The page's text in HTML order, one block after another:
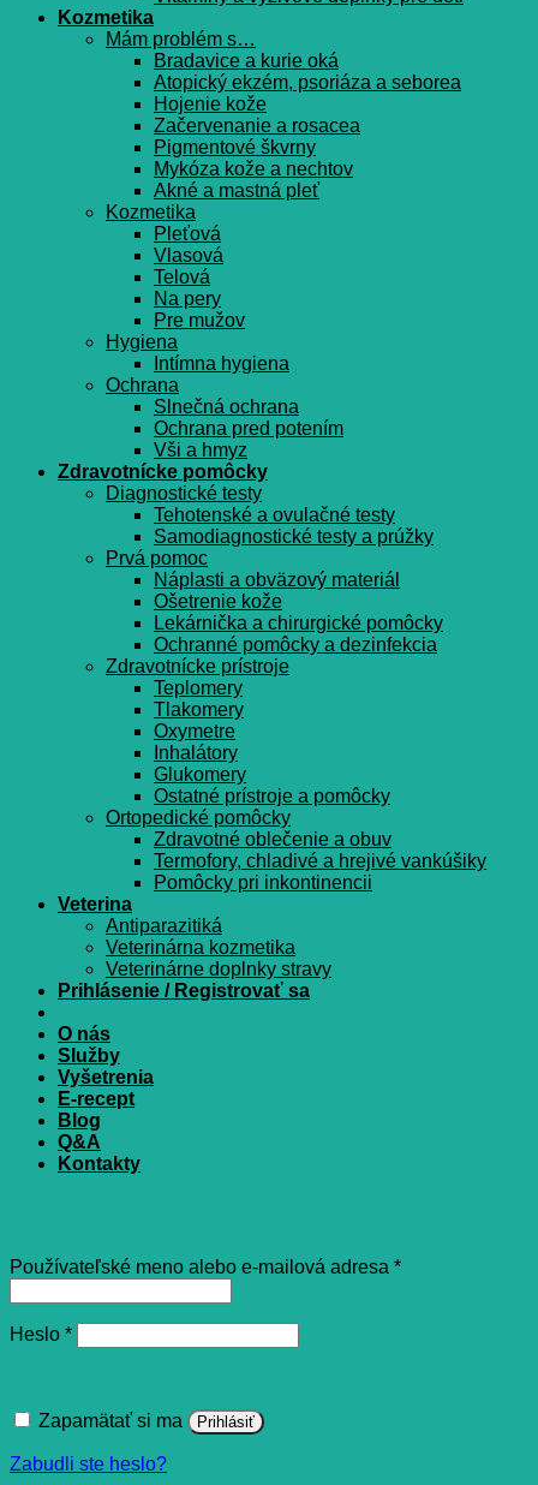
Kozmetika
Mám problém s…
Bradavice a kurie oká
Atopický ekzém, psoriáza a seborea
Hojenie kože
Začervenanie a rosacea
Pigmentové škvrny
Mykóza kože a nechtov
Akné a mastná pleť
Kozmetika
Pleťová
Vlasová
Telová
Na pery
Pre mužov
Hygiena
Intímna hygiena
Ochrana
Slnečná ochrana
Ochrana pred potením
Vši a hmyz
Zdravotnícke pomôcky
Diagnostické testy
Tehotenské a ovulačné testy
Samodiagnostické testy a prúžky
Prvá pomoc
Náplasti a obväzový materiál
Ošetrenie kože
Lekárnička a chirurgické pomôcky
Ochranné pomôcky a dezinfekcia
Zdravotnícke prístroje
Teplomery
Tlakomery
Oxymetre
Inhalátory
Glukomery
Ostatné prístroje a pomôcky
Ortopedické pomôcky
Zdravotné oblečenie a obuv
Termofory, chladivé a hrejivé vankúšiky
Pomôcky pri inkontinencii
Veterina
Antiparazitiká
Veterinárna kozmetika
Veterinárne doplnky stravy
Prihlásenie / Registrovať sa
O nás
Služby
Vyšetrenia
E-recept
Blog
Q&A
Kontakty
Používateľské meno alebo e-mailová adresa *Povinné
Heslo *Povinné
Zapamätať si ma Prihlásiť
Zabudli ste heslo?